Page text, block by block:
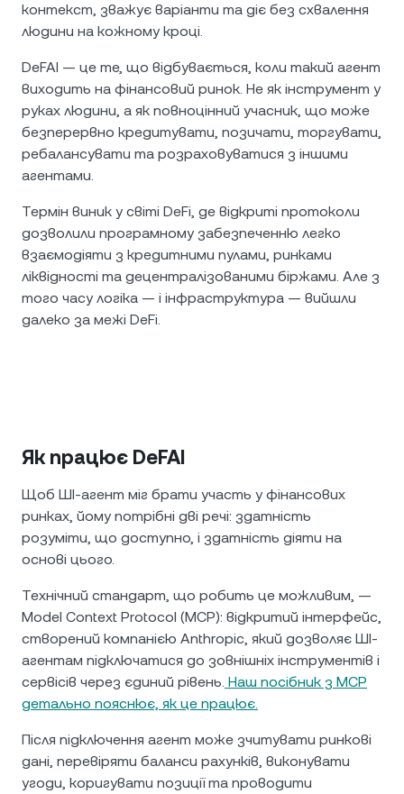
контекст, зважує варіанти та діє без схвалення
людини на кожному кроці.
DeFAI — це те, що відбувається, коли такий агент
виходить на фінансовий ринок. Не як інструмент у
руках людини, а як повноцінний учасник, що може
безперервно кредитувати, позичати, торгувати,
ребалансувати та розраховуватися з іншими
агентами.
Термін виник у світі DeFi, де відкриті протоколи
дозволили програмному забезпеченню легко
взаємодіяти з кредитними пулами, ринками
ліквідності та децентралізованими біржами. Але з
того часу логіка — і інфраструктура — вийшли
далеко за межі DeFi.
Як працює DeFAI
Щоб ШІ-агент міг брати участь у фінансових
ринках, йому потрібні дві речі: здатність
розуміти, що доступно, і здатність діяти на
основі цього.
Технічний стандарт, що робить це можливим, —
Model Context Protocol (MCP): відкритий інтерфейс,
створений компанією Anthropic, який дозволяє ШІ-
агентам підключатися до зовнішніх інструментів і
сервісів через єдиний рівень. Наш посібник з MCP
детально пояснює, як це працює.
Після підключення агент може зчитувати ринкові
дані, перевіряти баланси рахунків, виконувати
угоди, коригувати позиції та проводити